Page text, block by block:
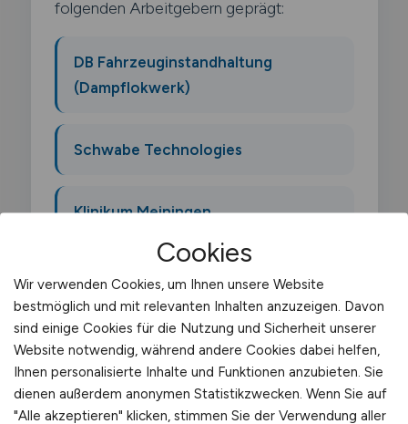
folgenden Arbeitgebern geprägt:
DB Fahrzeuginstandhaltung
(Dampflokwerk)
Schwabe Technologies
Klinikum Meiningen
Was macht ein Fachkraft für
Lagerlogistik?
Cookies
Wir verwenden Cookies, um Ihnen unsere Website
bestmöglich und mit relevanten Inhalten anzuzeigen. Davon
sind einige Cookies für die Nutzung und Sicherheit unserer
Website notwendig, während andere Cookies dabei helfen,
Ihnen personalisierte Inhalte und Funktionen anzubieten. Sie
dienen außerdem anonymen Statistikzwecken. Wenn Sie auf
"Alle akzeptieren" klicken, stimmen Sie der Verwendung aller